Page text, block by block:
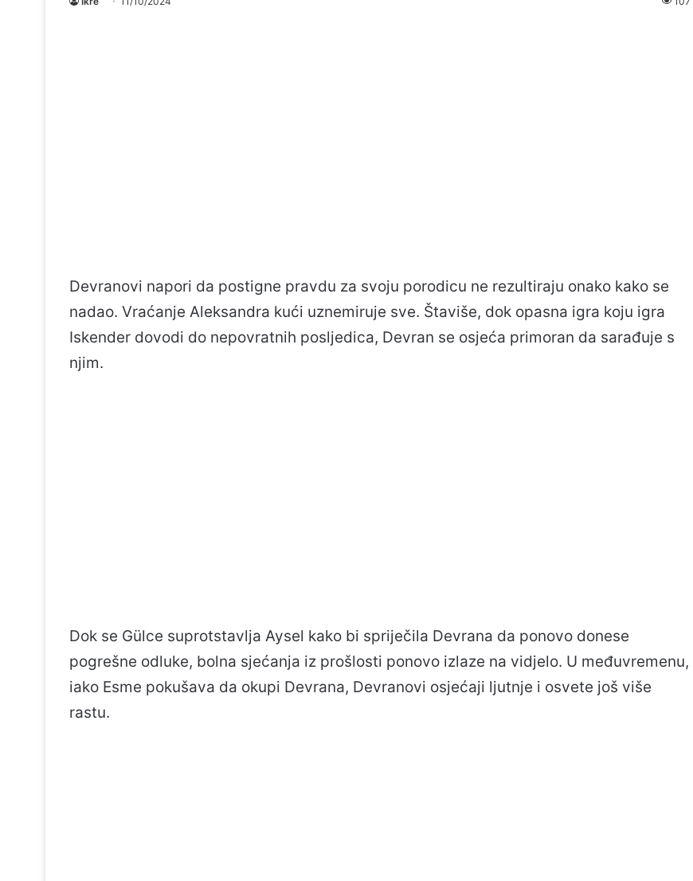
Devranovi napori da postigne pravdu za svoju porodicu ne rezultiraju onako kako se
nadao. Vraćanje Aleksandra kući uznemiruje sve. Štaviše, dok opasna igra koju igra
Iskender dovodi do nepovratnih posljedica, Devran se osjeća primoran da sarađuje s
njim.
Dok se Gülce suprotstavlja Aysel kako bi spriječila Devrana da ponovo donese
pogrešne odluke, bolna sjećanja iz prošlosti ponovo izlaze na vidjelo. U međuvremenu,
iako Esme pokušava da okupi Devrana, Devranovi osjećaji ljutnje i osvete još više
rastu.